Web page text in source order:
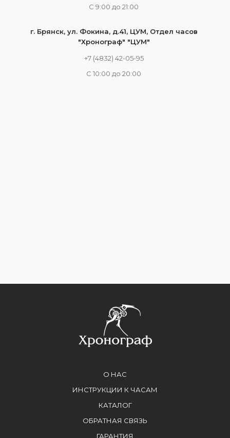
С 9:00 до 21:00
г. Брянск, ул. Фокина, д.41, ЦУМ, Отдел часов
"Хронограф" "ЦУМ"
+7 (4832) 42-05-95
С 10:00 до 20:00
О НАС
ИНСТРУКЦИИ К ЧАСАМ
КАТАЛОГ
ОБРАТНАЯ СВЯЗЬ
ГАРАНТИЯ